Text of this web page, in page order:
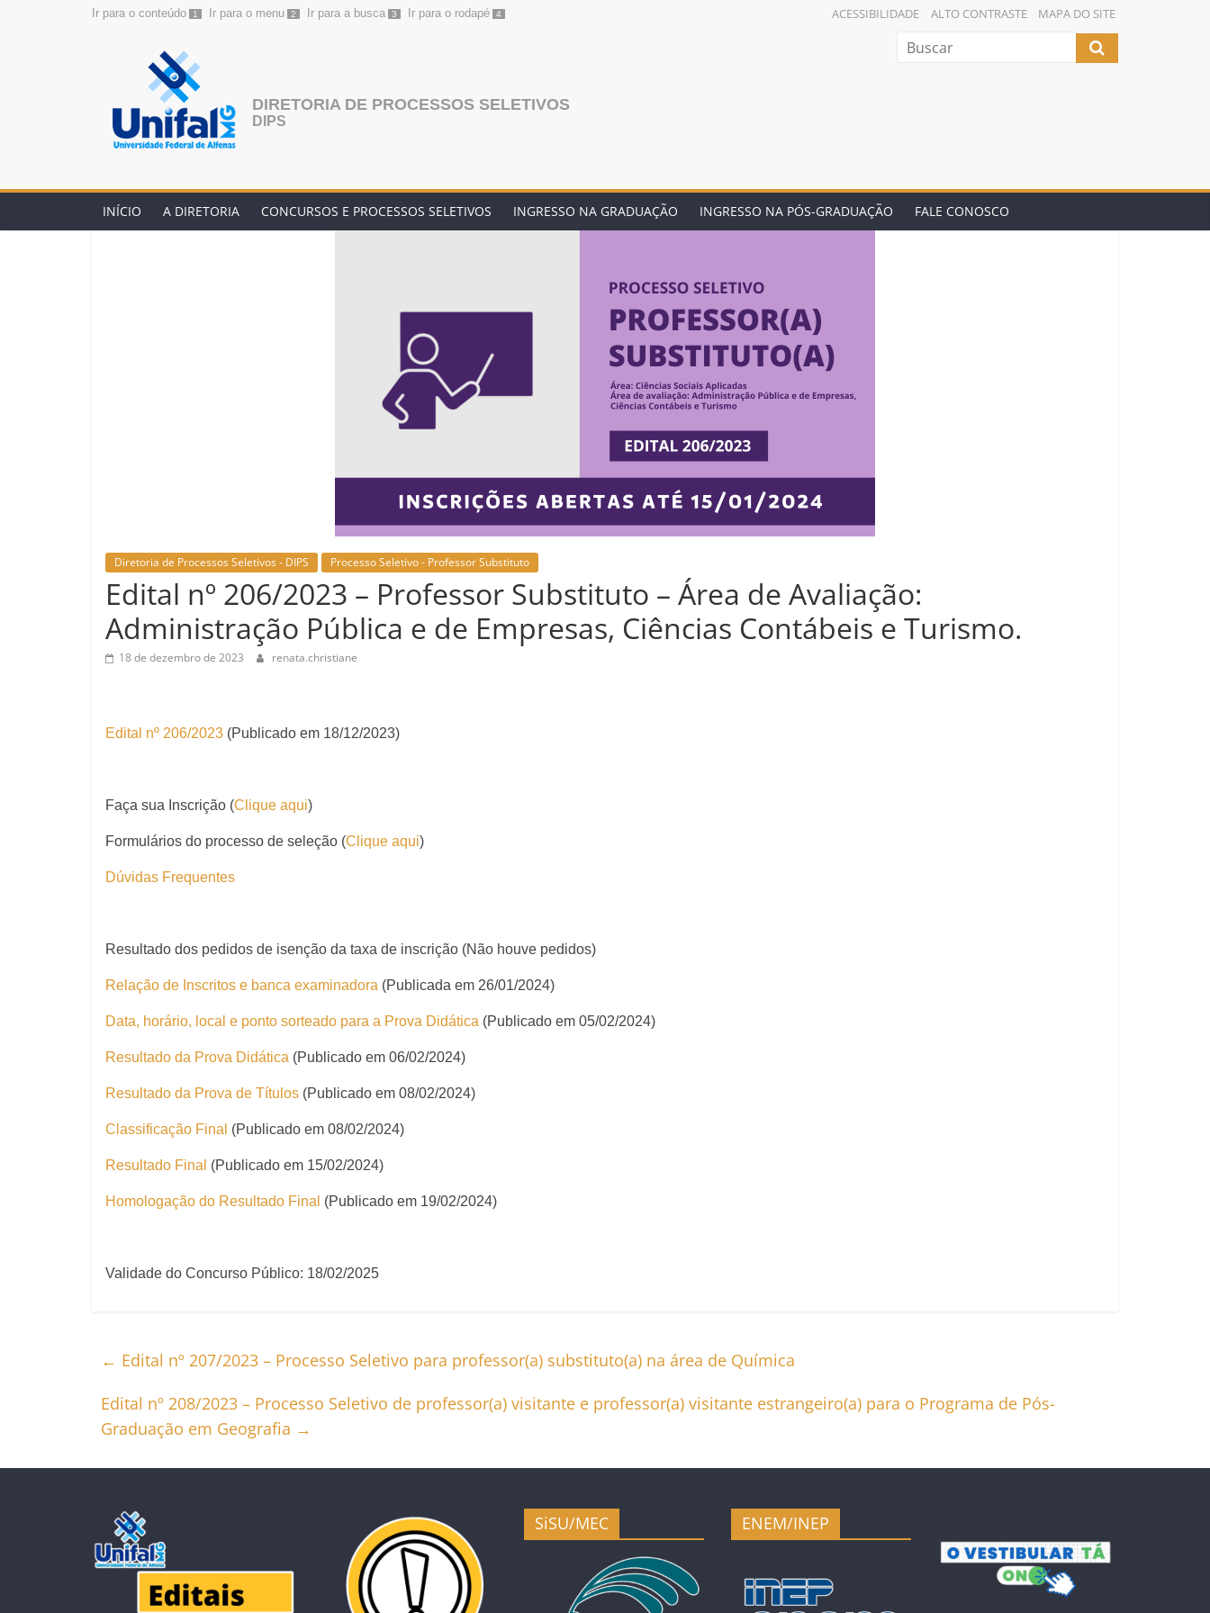
Ir para o conteúdo 1 Ir para o menu 2 Ir para a busca 3 Ir para o rodapé 4 ACESSIBILIDADE ALTO CONTRASTE MAPA DO SITE
DIRETORIA DE PROCESSOS SELETIVOS
DIPS
INÍCIO A DIRETORIA CONCURSOS E PROCESSOS SELETIVOS INGRESSO NA GRADUAÇÃO INGRESSO NA PÓS-GRADUAÇÃO FALE CONOSCO
Diretoria de Processos Seletivos - DIPS Processo Seletivo - Professor Substituto
Edital nº 206/2023 – Professor Substituto – Área de Avaliação:
Administração Pública e de Empresas, Ciências Contábeis e Turismo.
18 de dezembro de 2023 renata.christiane
Edital nº 206/2023 (Publicado em 18/12/2023)
Faça sua Inscrição (Clique aqui)
Formulários do processo de seleção (Clique aqui)
Dúvidas Frequentes
Resultado dos pedidos de isenção da taxa de inscrição (Não houve pedidos)
Relação de Inscritos e banca examinadora (Publicada em 26/01/2024)
Data, horário, local e ponto sorteado para a Prova Didática (Publicado em 05/02/2024)
Resultado da Prova Didática (Publicado em 06/02/2024)
Resultado da Prova de Títulos (Publicado em 08/02/2024)
Classificação Final (Publicado em 08/02/2024)
Resultado Final (Publicado em 15/02/2024)
Homologação do Resultado Final (Publicado em 19/02/2024)
Validade do Concurso Público: 18/02/2025
← Edital nº 207/2023 – Processo Seletivo para professor(a) substituto(a) na área de Química
Edital nº 208/2023 – Processo Seletivo de professor(a) visitante e professor(a) visitante estrangeiro(a) para o Programa de Pós-
Graduação em Geografia →
SiSU/MEC ENEM/INEP